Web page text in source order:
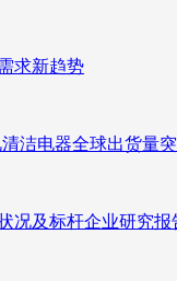
求新趋势
洁电器全球出货量
况及标杆企业研究报